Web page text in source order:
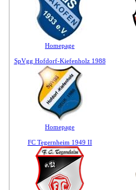
Homepage
SpVgg Hofdorf-Kiefenholz 1988
Homepage
FC Tegernheim 1949 II